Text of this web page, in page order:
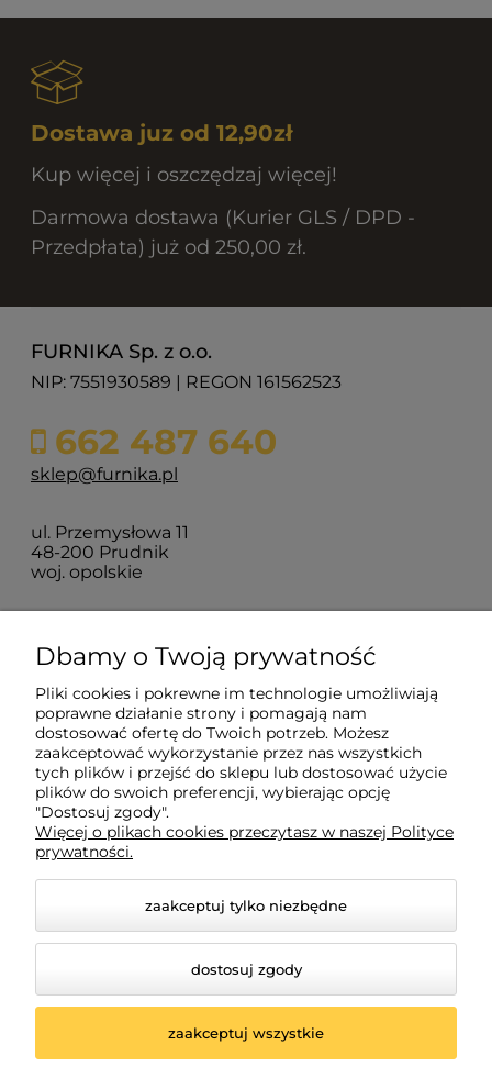
Dostawa juz od 12,90zł
Kup więcej i oszczędzaj więcej!
Darmowa dostawa (Kurier GLS / DPD -
Przedpłata) już od 250,00 zł.
FURNIKA Sp. z o.o.
NIP: 7551930589 | REGON 161562523
662 487 640
sklep@furnika.pl
ul. Przemysłowa 11
48-200 Prudnik
woj. opolskie
Zakupy
Pomoc
Moje konto
Informacje
© 2026 www.oswietleniemeblowe.pl. Wszelkie prawa
Dbamy o Twoją prywatność
Pliki cookies i pokrewne im technologie umożliwiają
poprawne działanie strony i pomagają nam
dostosować ofertę do Twoich potrzeb. Możesz
zaakceptować wykorzystanie przez nas wszystkich
tych plików i przejść do sklepu lub dostosować użycie
plików do swoich preferencji, wybierając opcję
"Dostosuj zgody".
Więcej o plikach cookies przeczytasz w naszej Polityce
prywatności.
zaakceptuj tylko niezbędne
dostosuj zgody
zaakceptuj wszystkie